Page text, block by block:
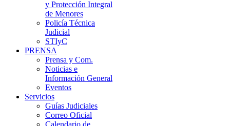
y Protección Integral
de Menores
Policía Técnica
Judicial
STIyC
PRENSA
Prensa y Com.
Noticias e
Información General
Eventos
Servicios
Guías Judiciales
Correo Oficial
Calendario de